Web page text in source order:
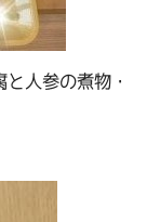
人参の煮物・